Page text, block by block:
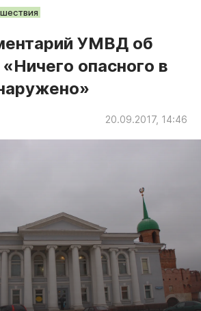
УМВД об
опасного в
20.09.2017, 14:46